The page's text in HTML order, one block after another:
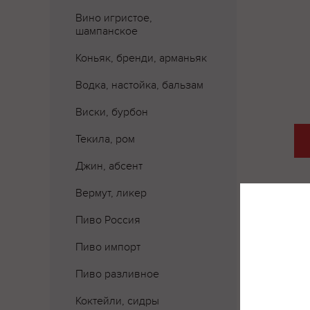
Вино игристое,
шампанское
Коньяк, бренди, арманьяк
Водка, настойка, бальзам
Виски, бурбон
Текила, ром
Джин, абсент
Вермут, ликер
Пиво Россия
Пиво импорт
Пиво разливное
Коктейли, сидры